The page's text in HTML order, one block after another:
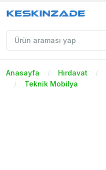
Anasayfa Hırdavat
Teknik Mobilya